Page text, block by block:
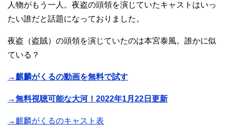
人物がもう一人。夜盗の頭領を演じていたキャストはいっ
たい誰だと話題になっておりました。
夜盗（盗賊）の頭領を演じていたのは本宮泰風。誰かに似
ている？
→麒麟がくるの動画を無料で試す
→無料視聴可能な大河！2022年1月22日更新
→麒麟がくるのキャスト表